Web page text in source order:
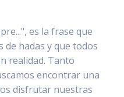
es la frase que
de hadas y que todos
realidad. Tanto
encontrar una
disfrutar nuestras